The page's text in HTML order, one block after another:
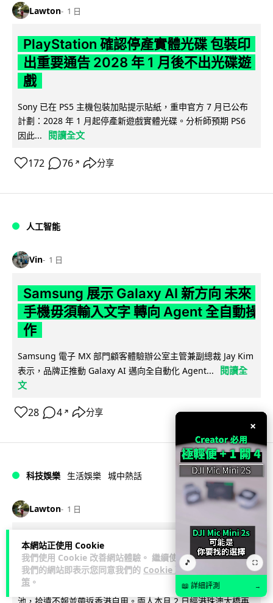
本網站正使用 Cookie
我們使用 Cookie 改善網站體驗。 繼續使用
我們的網站即表示您同意我們的 Cookie 政
策 。
Lawton 1 日
PlayStation 確認停產實體光碟 包裝印
出重要通告 2028 年 1 月後不出光碟遊
戲
Sony 已在 PS5 主機包裝加貼提示貼紙，重申官方 7 月已公布
計劃：2028 年 1 月起停產新遊戲實體光碟。分析師預期 PS6
因此...
閱讀全文
172 76 ↗ 分享
人工智能
Vin 1 日
Samsung 展示 Galaxy AI 新方向 未來
手機毋須輸入文字 轉向 Agent 全自動操
作
Samsung 電子 MX 部門顧客體驗辦公室主管兼副總裁 Jay Kim
表示，品牌正推動 Galaxy AI 邁向全自動化 Agent...
閱讀全
文
28 4 ↗ 分享
科技娛樂 生活娛樂 城中熱話
Lawton 1 日
港夫婦澳門的士拾相機 據為己有被的士
Cam 睇到 2 個月後再入境被捕
一對香港夫婦今年 5 月遊澳門乘的士拾獲他人遺留相機及電
×
🎵 ⛶
📖 詳細評測 →